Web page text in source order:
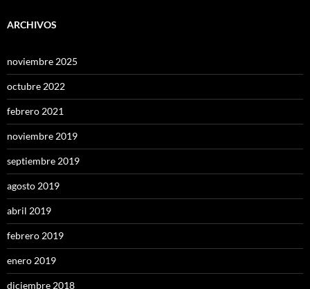
ARCHIVOS
noviembre 2025
octubre 2022
febrero 2021
noviembre 2019
septiembre 2019
agosto 2019
abril 2019
febrero 2019
enero 2019
diciembre 2018